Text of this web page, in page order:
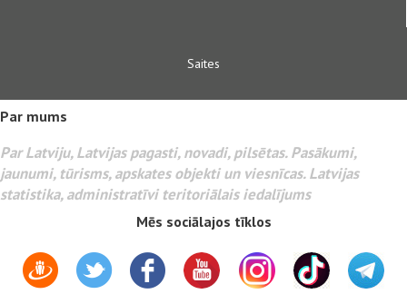
Saites
Par mums
Par Latviju, Latvijas pagasti, novadi, pilsētas. Pasākumi,
jaunumi, tūrisms, apskates objekti un viesnīcas. Latvijas
statistika, administratīvi teritoriālais iedalījums
Mēs sociālajos tīklos